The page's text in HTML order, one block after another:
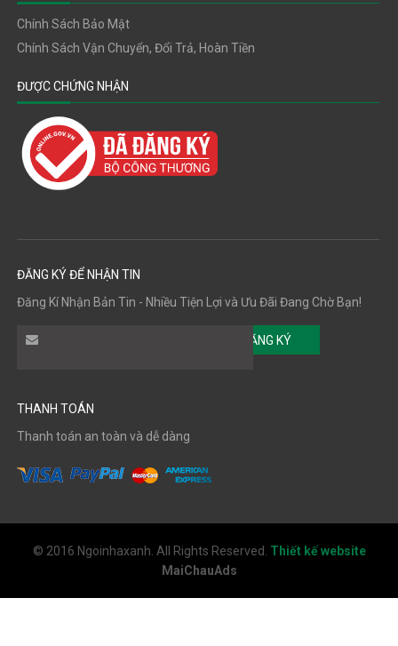
Chính Sách Bảo Mật
Chính Sách Vận Chuyển, Đổi Trả, Hoàn Tiền
ĐƯỢC CHỨNG NHẬN
ĐĂNG KÝ ĐỂ NHẬN TIN
Đăng Kí Nhận Bản Tin - Nhiều Tiện Lợi và Ưu Đãi Đang Chờ Bạn!
ĐĂNG KÝ
THANH TOÁN
Thanh toán an toàn và dễ dàng
© 2016 Ngoinhaxanh. All Rights Reserved. Thiết kế website
MaiChauAds